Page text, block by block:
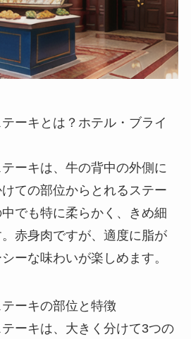
ーキとは？ホテル・ブライ
ーキは、牛の背中の外側に
ての部位からとれるステー
でも特に柔らかく、きめ細
赤身肉ですが、適度に脂が
ーな味わいが楽しめます。
ーキの部位と特徴
ーキは、大きく分けて3つの